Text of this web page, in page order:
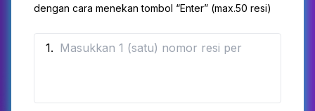
dengan cara menekan tombol “Enter” (max.50 resi)
1.